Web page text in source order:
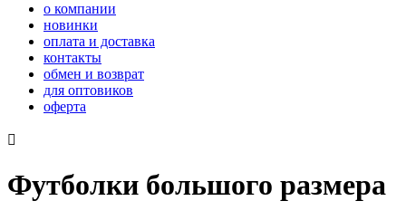
о компании
новинки
оплата и доставка
контакты
обмен и возврат
для оптовиков
оферта

Футболки большого размера